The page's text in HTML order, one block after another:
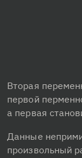
Вторая
первой
а первая
Данные
произвольный